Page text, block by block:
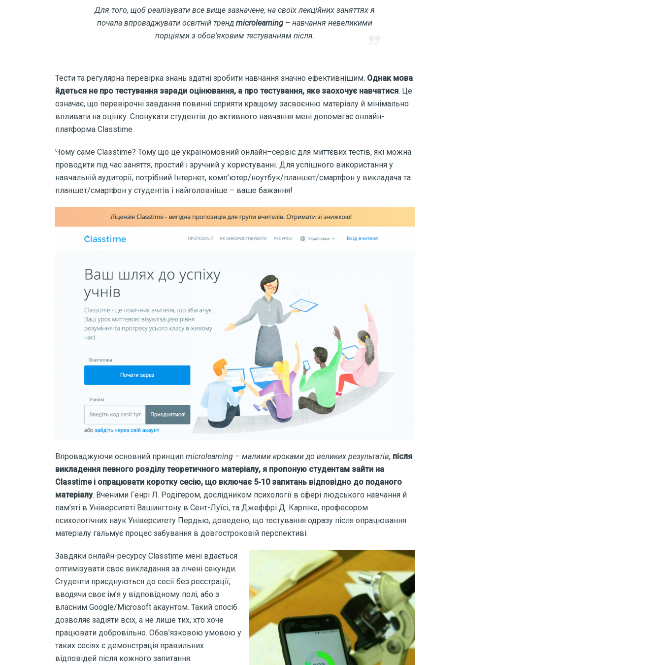
Для того, щоб реалізувати все вище зазначене, на своїх лекційних заняттях я
почала впроваджувати освітній трендmicrolearning – навчання невеликими
порціями з обов’яковим тестуванням після.
Тести та регулярна перевірка знань здатні зробити навчання значно ефективнішим. Однак мова
йдеться не про тестування заради оцінювання, а про тестування, яке заохочує навчатися. Це
означає, що перевірочні завдання повинні сприяти кращому засвоєнню матеріалу й мінімально
впливати на оцінку. Спонукати студентів до активного навчання мені допомагає онлайн-
платформа Classtime.
Чому саме Classtime? Тому що це україномовний онлайн–сервіс для миттєвих тестів, які можна
проводити під час заняття, простий і зручний у користуванні. Для успішного використання у
навчальній аудиторії, потрібний Інтернет, комп’ютер/ноутбук/планшет/смартфон у викладача та
планшет/смартфон у студентів і найголовніше – ваше бажання!
Впроваджуючи основний принцип microlearning – малими кроками до великих результатів, після
викладення певного розділу теоретичного матеріалу, я пропоную студентам зайти на
Classtime і опрацювати коротку сесію, що включає 5-10 запитань відповідно до поданого
матеріалу. Вченими Генрі Л. Родігером, дослідником психології в сфері людського навчання й
пам’яті в Університеті Вашингтону в Сент-Луїсі, та Джеффрі Д. Карпіке, професором
психологічних наук Університету Пердью, доведено, що тестування одразу після опрацювання
матеріалу гальмує процес забування в довгостроковій перспективі.
Завдяки онлайн-ресурсу Classtime мені вдається
оптимізувати своє викладання за лічені секунди.
Студенти приєднуються до сесії без реєстрації,
вводячи своє ім’я у відповідному полі, або з
власним Google/Microsoft акаунтом. Такий спосіб
дозволяє задіяти всіх, а не лише тих, хто хоче
працювати добровільно. Обов’язковою умовою у
таких сесіях є демонстрація правильних
відповідей після кожного запитання.